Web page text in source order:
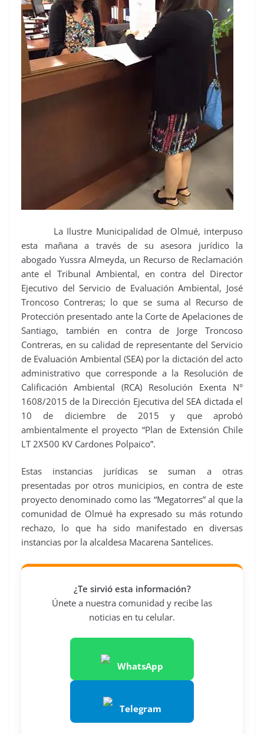
La Ilustre Municipalidad de Olmué, interpuso
esta mañana a través de su asesora jurídico la
abogado Yussra Almeyda, un Recurso de Reclamación
ante el Tribunal Ambiental, en contra del Director
Ejecutivo del Servicio de Evaluación Ambiental, José
Troncoso Contreras; lo que se suma al Recurso de
Protección presentado ante la Corte de Apelaciones de
Santiago, también en contra de Jorge Troncoso
Contreras, en su calidad de representante del Servicio
de Evaluación Ambiental (SEA) por la dictación del acto
administrativo que corresponde a la Resolución de
Calificación Ambiental (RCA) Resolución Exenta N°
1608/2015 de la Dirección Ejecutiva del SEA dictada el
10 de diciembre de 2015 y que aprobó
ambientalmente el proyecto “Plan de Extensión Chile
LT 2X500 KV Cardones Polpaico”.
Estas instancias jurídicas se suman a otras
presentadas por otros municipios, en contra de este
proyecto denominado como las “Megatorres” al que la
comunidad de Olmué ha expresado su más rotundo
rechazo, lo que ha sido manifestado en diversas
instancias por la alcaldesa Macarena Santelices.
¿Te sirvió esta información?
Únete a nuestra comunidad y recibe las
noticias en tu celular.
WhatsApp
Telegram